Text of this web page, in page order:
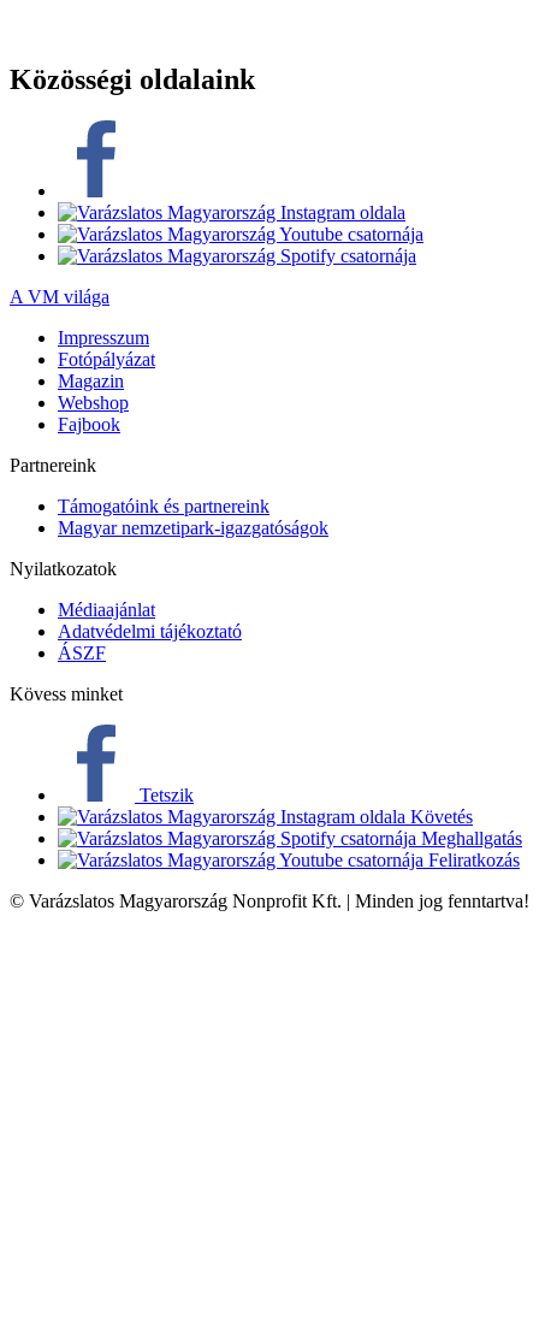
Közösségi oldalaink
A VM világa
Impresszum
Fotópályázat
Magazin
Webshop
Fajbook
Partnereink
Támogatóink és partnereink
Magyar nemzetipark-igazgatóságok
Nyilatkozatok
Médiaajánlat
Adatvédelmi tájékoztató
ÁSZF
Kövess minket
Tetszik
Követés
Meghallgatás
Feliratkozás
© Varázslatos Magyarország Nonprofit Kft. | Minden jog fenntartva!